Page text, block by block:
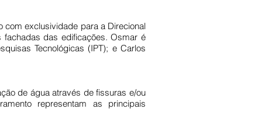
com exclusividade para a Direcional
das edificações. Osmar é
Tecnológicas (IPT); e Carlos
de água através de fissuras e/ou
representam as principais